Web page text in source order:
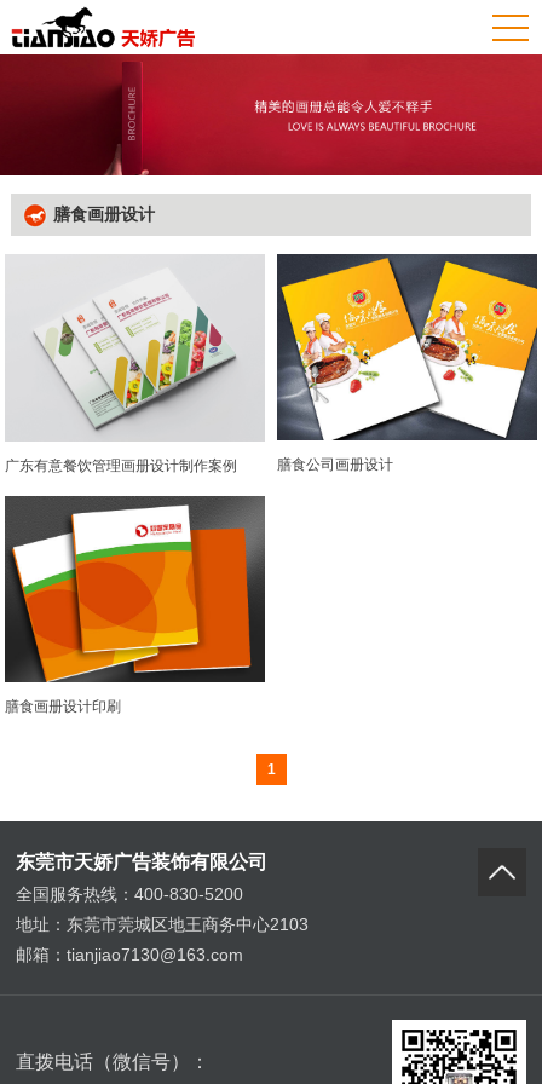
膳食画册设计
广东有意餐饮管理画册设计制作案例 膳食公司画册设计
膳食画册设计印刷
1
东莞市天娇广告装饰有限公司
全国服务热线：400-830-5200
地址：东莞市莞城区地王商务中心2103
邮箱：tianjiao7130@163.com
直拨电话（微信号）：